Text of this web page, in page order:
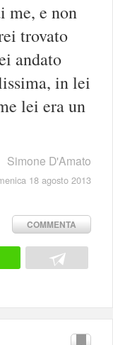
e non
trovato
andato
in lei
lei era un
Simone D'Amato
18 agosto 2013
COMMENTA